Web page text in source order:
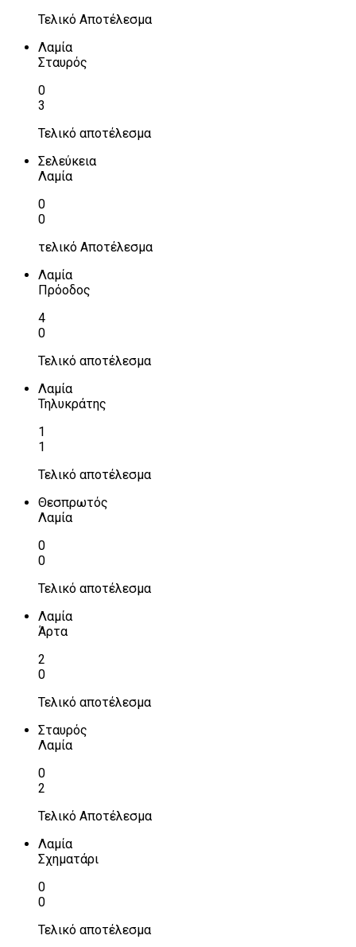
Τελικό Αποτέλεσμα
Λαμία
Σταυρός
0
3
Τελικό αποτέλεσμα
Σελεύκεια
Λαμία
0
0
τελικό Αποτέλεσμα
Λαμία
Πρόοδος
4
0
Τελικό αποτέλεσμα
Λαμία
Τηλυκράτης
1
1
Τελικό αποτέλεσμα
Θεσπρωτός
Λαμία
0
0
Τελικό αποτέλεσμα
Λαμία
Άρτα
2
0
Τελικό αποτέλεσμα
Σταυρός
Λαμία
0
2
Τελικό Αποτέλεσμα
Λαμία
Σχηματάρι
0
0
Τελικό αποτέλεσμα